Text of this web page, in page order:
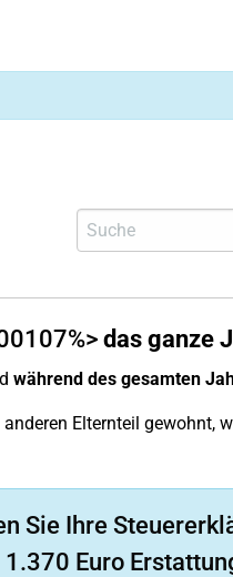
das ganze
während des gesamten
Elternteil gewohnt,
Sie Ihre
Euro